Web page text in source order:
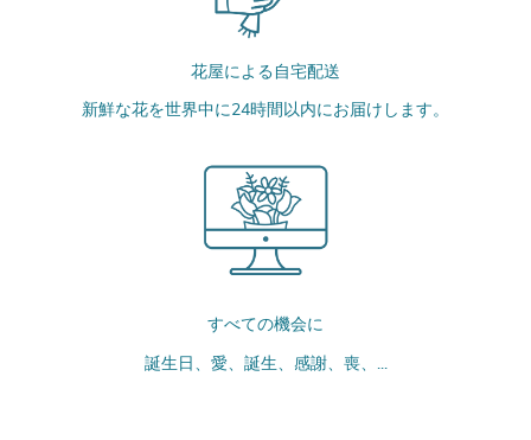
花屋による自宅配送
新鮮な花を世界中に24時間以内にお届けします。
すべての機会に
誕生日、愛、誕生、感謝、喪、...